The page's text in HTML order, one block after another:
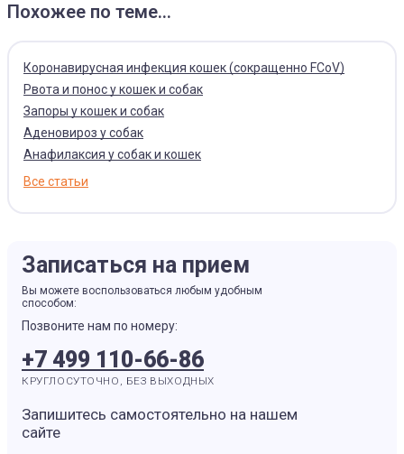
Похожее по теме...
Коронавирусная инфекция кошек (сокращенно FCoV)
Рвота и понос у кошек и собак
Запоры у кошек и собак
Аденовироз у собак
Анафилаксия у собак и кошек
Все статьи
Записаться на прием
Вы можете воспользоваться любым удобным
способом:
Позвоните нам по номеру:
+7 499 110-66-86
КРУГЛОСУТОЧНО, БЕЗ ВЫХОДНЫХ
Запишитесь самостоятельно на нашем
сайте